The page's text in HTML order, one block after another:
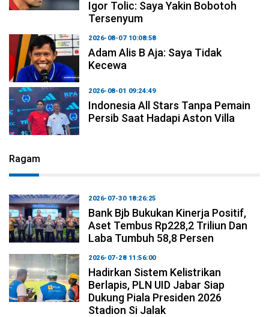
Igor Tolic: Saya Yakin Bobotoh
Tersenyum
2026-08-07 10:08:58
Adam Alis B Aja: Saya Tidak
Kecewa
2026-08-01 09:24:49
Indonesia All Stars Tanpa Pemain
Persib Saat Hadapi Aston Villa
Ragam
2026-07-30 18:26:25
Bank Bjb Bukukan Kinerja Positif,
Aset Tembus Rp228,2 Triliun Dan
Laba Tumbuh 58,8 Persen
2026-07-28 11:56:00
Hadirkan Sistem Kelistrikan
Berlapis, PLN UID Jabar Siap
Dukung Piala Presiden 2026
Stadion Si Jalak